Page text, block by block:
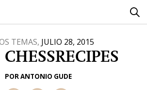
TEMAS, JULIO 28, 2015
PORANTONIO GUDE